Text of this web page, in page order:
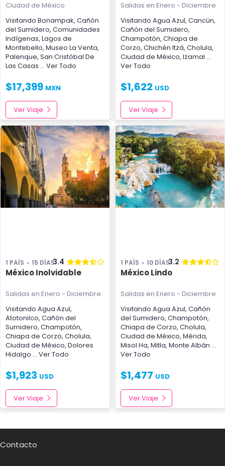
Ciudad de México
Visitando Bonampak, Cañón
del Sumidero, Comunidades
Indígenas, Lagos de
Montebello, Museo La Venta,
Palenque, San Cristóbal De
Las Casas ... Ver Todo
$17,399 MXN
Ver Viaje
Salidas en Enero - Diciembre
Visitando Agua Azul, Cancún,
Cañón del Sumidero,
Champotón, Chiapa de
Corzo, Chichén Itzá, Cholula,
Ciudad de México, Izamal ...
Ver Todo
$1,622 USD
Ver Viaje
1 PAÍS 15 DÍAS3.4
México Inolvidable
Salidas en Enero - Diciembre
Visitando Agua Azul,
Atotonilco, Cañón del
Sumidero, Champotón,
Chiapa de Corzo, Cholula,
Ciudad de México, Dolores
Hidalgo ... Ver Todo
$1,923 USD
Ver Viaje
1 PAÍS 10 DÍAS3.2
México Lindo
Salidas en Enero - Diciembre
Visitando Agua Azul, Cañón
del Sumidero, Champotón,
Chiapa de Corzo, Cholula,
Ciudad de México, Mérida,
Misol Ha, Mitla, Monte Albán ...
Ver Todo
$1,477 USD
Ver Viaje
Contacto